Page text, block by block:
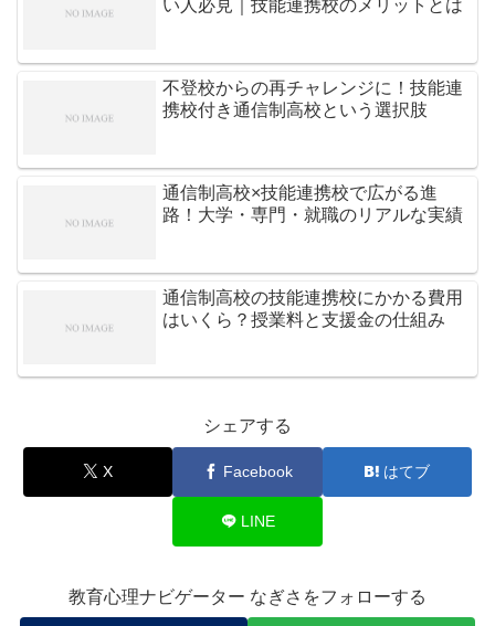
い人必見｜技能連携校のメリットとは
不登校からの再チャレンジに！技能連
携校付き通信制高校という選択肢
通信制高校×技能連携校で広がる進
路！大学・専門・就職のリアルな実績
通信制高校の技能連携校にかかる費用
はいくら？授業料と支援金の仕組み
シェアする
X Facebook はてブ
LINE
教育心理ナビゲーター なぎさをフォローする